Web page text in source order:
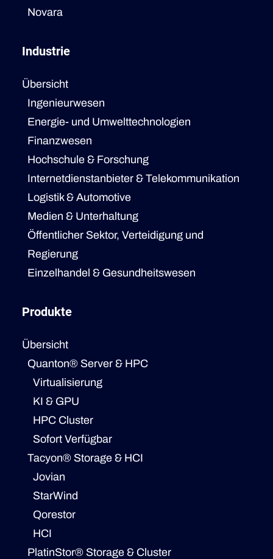
Novara
Industrie
Übersicht
Ingenieurwesen
Energie- und Umwelttechnologien
Finanzwesen
Hochschule & Forschung
Internetdienstanbieter & Telekommunikation
Logistik & Automotive
Medien & Unterhaltung
Öffentlicher Sektor, Verteidigung und
Regierung
Einzelhandel & Gesundheitswesen
Produkte
Übersicht
Quanton® Server & HPC
Virtualisierung
KI & GPU
HPC Cluster
Sofort Verfügbar
Tacyon® Storage & HCI
Jovian
StarWind
Qorestor
HCI
PlatinStor® Storage & Cluster